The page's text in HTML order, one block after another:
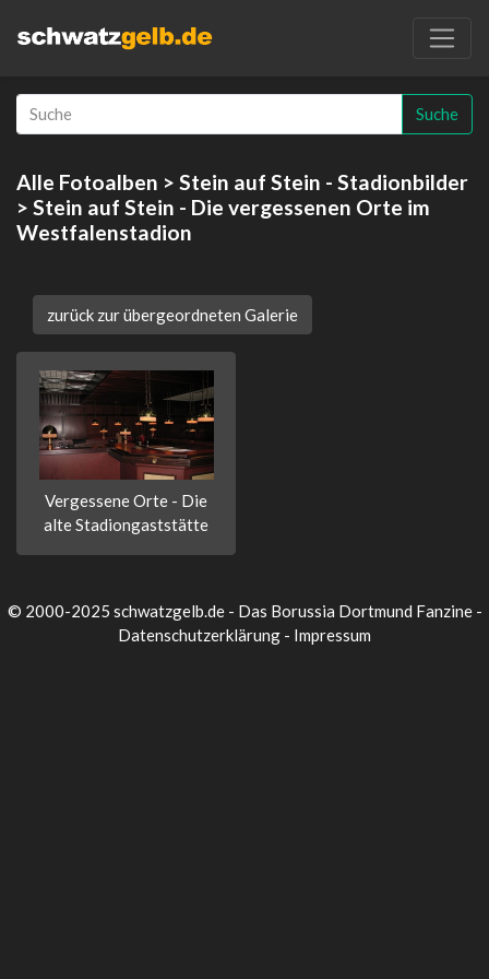
Suche
Alle Fotoalben > Stein auf Stein - Stadionbilder
> Stein auf Stein - Die vergessenen Orte im
Westfalenstadion
zurück zur übergeordneten Galerie
Vergessene Orte - Die
alte Stadiongaststätte
© 2000-2025 schwatzgelb.de - Das Borussia Dortmund Fanzine -
Datenschutzerklärung - Impressum